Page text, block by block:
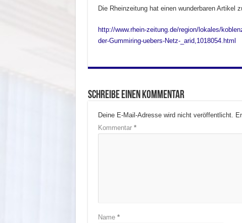
Die Rheinzeitung hat einen wunderbaren Artikel
http://www.rhein-zeitung.de/region/lokales/
der-Gummiring-uebers-Netz-_arid,1018054.html
Schreibe einen Kommentar
Deine E-Mail-Adresse wird nicht veröffentlicht.
Kommentar *
Name *